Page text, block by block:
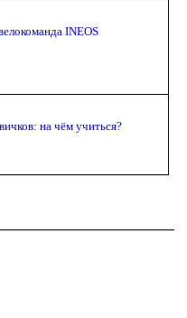
INEOS
на чём учиться?